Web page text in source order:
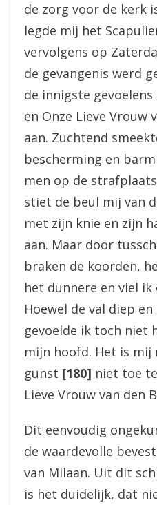
de zorg voor de kerk
legde mij het
vervolgens op
de gevangenis werd
de innigste
en Onze Lieve Vrouw
aan. Zuchtend
bescherming en
men op de
stiet de beul mij van
met zijn knie en zijn
aan. Maar door
braken de koorden,
het dunnere en viel
Hoewel de val diep
gevoelde ik toch niet
mijn hoofd. Het is mij
gunst [180] niet toe
Lieve Vrouw van den
Dit eenvoudig
de waardevolle
van Milaan. Uit dit
is het duidelijk, dat